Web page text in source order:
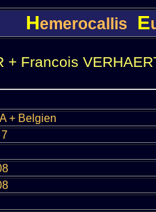
Hemerocallis E
+ Francois
+ Belgien